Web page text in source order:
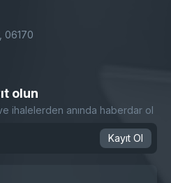
06170
olun
ihalelerden anında haberdar ol
Kayıt Ol